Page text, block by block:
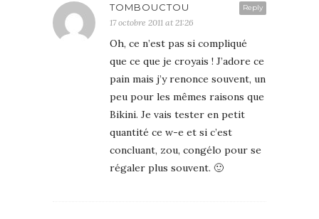
Reply
TOMBOUCTOU
17 octobre 2011 at 21:26
Oh, ce n’est pas si compliqué
que ce que je croyais ! J’adore ce
pain mais j’y renonce souvent, un
peu pour les mêmes raisons que
Bikini. Je vais tester en petit
quantité ce w-e et si c’est
concluant, zou, congélo pour se
régaler plus souvent. 🙂